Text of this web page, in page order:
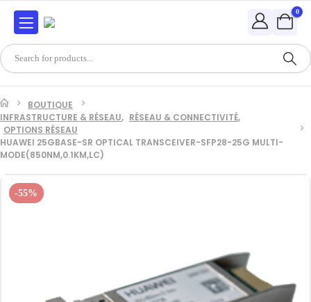
0
BOUTIQUE
INFRASTRUCTURE & RÉSEAU, RÉSEAU & CONNECTIVITÉ,
OPTIONS RÉSEAU
HUAWEI 25GBASE-SR OPTICAL TRANSCEIVER-SFP28-25G MULTI-
MODE(850NM,0.1KM,LC)
-55%